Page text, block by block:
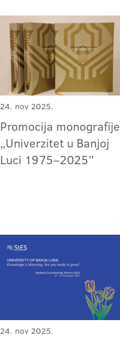
24. nov 2025.
Promocija monografije
„Univerzitet u Banjoj
Luci 1975–2025”
24. nov 2025.